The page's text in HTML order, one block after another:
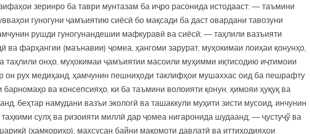
зеринро ба таври мунтазам ба иҷро расонида истодааст: — таъмини
гуногуни ҷамъиятию сиёсӣ бо мақсади ба даст овардани тавозуни
рушди гуногунандешии мафкуравӣ ва сиёсӣ; — таҳлили вазъияти
ва фарҳангии (маънавии) ҷомеа, ҳангоми зарурат, муҳокимаи лоиҳаи қонунҳо,
таҳлили онҳо, муҳокимаи ҷамъиятии масоили муҳимми иқтисодию иҷтимоии
он рух медиҳанд, ҳамчунин пешниҳоди таклифҳои мушаххас оид ба пешрафту
ва консепсияҳо, ки ба таъмини волоияти қонун, ҳимояи ҳуқуқ ва
беҳтар намудани вазъи экологӣ ва ташаккули муҳити зисти мусоид, инчунин
сулҳ ва ризоияти миллӣ дар ҷомеа нигаронида шудаанд; — ҷустуҷў ва
(ҳамкориҳо), махсусан байни мақомоти давлатӣ ва иттиҳодияҳои